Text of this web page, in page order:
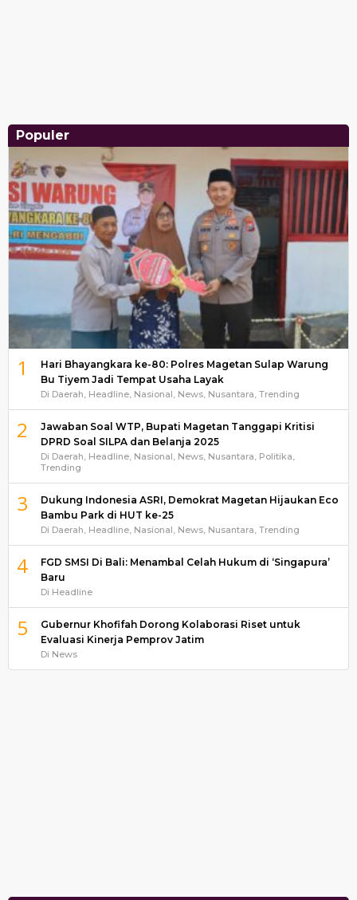
Populer
1
Hari Bhayangkara ke-80: Polres Magetan Sulap Warung
Bu Tiyem Jadi Tempat Usaha Layak
Di Daerah, Headline, Nasional, News, Nusantara, Trending
2
Jawaban Soal WTP, Bupati Magetan Tanggapi Kritisi
DPRD Soal SILPA dan Belanja 2025
Di Daerah, Headline, Nasional, News, Nusantara, Politika,
Trending
3
Dukung Indonesia ASRI, Demokrat Magetan Hijaukan Eco
Bambu Park di HUT ke-25
Di Daerah, Headline, Nasional, News, Nusantara, Trending
4
FGD SMSI Di Bali: Menambal Celah Hukum di ‘Singapura’
Baru
Di Headline
5
Gubernur Khofifah Dorong Kolaborasi Riset untuk
Evaluasi Kinerja Pemprov Jatim
Di News